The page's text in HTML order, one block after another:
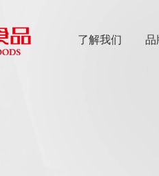
了解我们 品